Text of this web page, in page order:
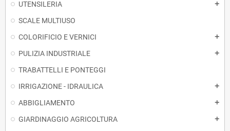
UTENSILERIA add
SCALE MULTIUSO
COLORIFICIO E VERNICI
add
PULIZIA INDUSTRIALE add
TRABATTELLI E PONTEGGI
IRRIGAZIONE - IDRAULICA
add
ABBIGLIAMENTO add
GIARDINAGGIO AGRICOLTURA add